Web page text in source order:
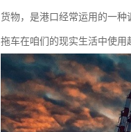
货物，是港口经常运用的一
拖车在咱们的现实生活中使